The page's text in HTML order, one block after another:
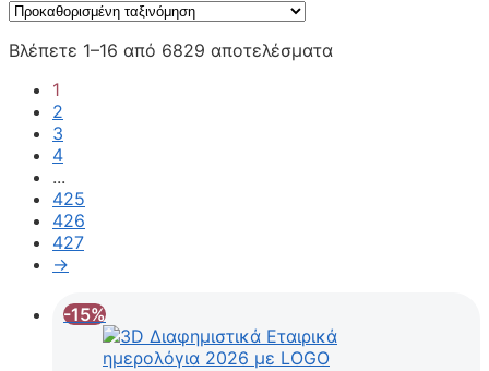
Βλέπετε 1–16 από 6829 αποτελέσματα
1
2
3
4
...
425
426
427
→
-15%